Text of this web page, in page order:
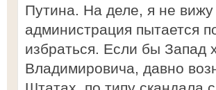
Путина. На деле, я не вижу
администрация пытается
избраться. Если бы Запад
Владимировича, давно